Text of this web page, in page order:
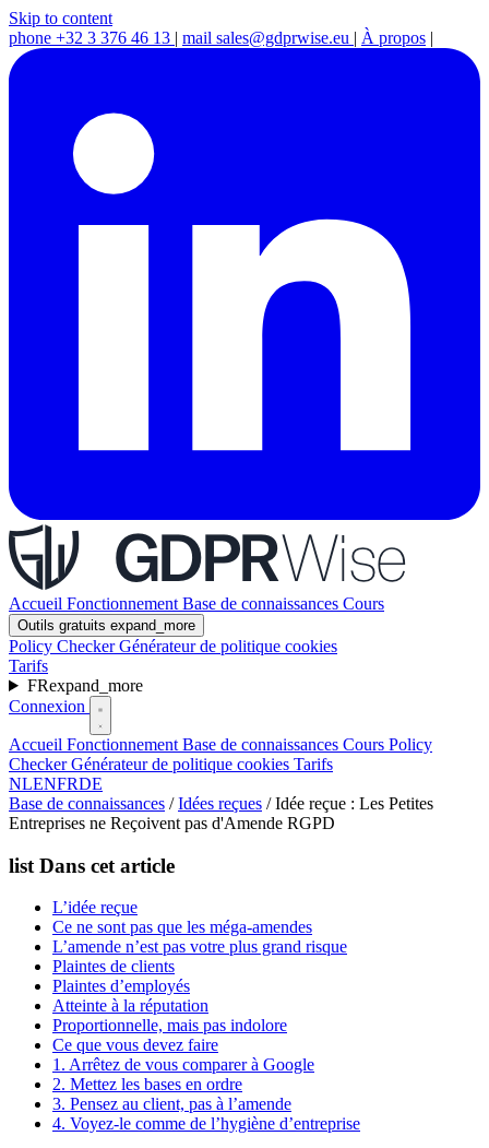
Skip to content
phone +32 3 376 46 13 | mail sales@gdprwise.eu | À propos |
Accueil Fonctionnement Base de connaissances Cours
Outils gratuits expand_more
Policy CheckerGénérateur de politique cookies
Tarifs
FRexpand_more
Connexion
Accueil Fonctionnement Base de connaissances Cours Policy
CheckerGénérateur de politique cookies Tarifs
NLENFRDE
Base de connaissances / Idées reçues / Idée reçue : Les Petites
Entreprises ne Reçoivent pas d'Amende RGPD
list Dans cet article
L’idée reçue
Ce ne sont pas que les méga-amendes
L’amende n’est pas votre plus grand risque
Plaintes de clients
Plaintes d’employés
Atteinte à la réputation
Proportionnelle, mais pas indolore
Ce que vous devez faire
1. Arrêtez de vous comparer à Google
2. Mettez les bases en ordre
3. Pensez au client, pas à l’amende
4. Voyez-le comme de l’hygiène d’entreprise